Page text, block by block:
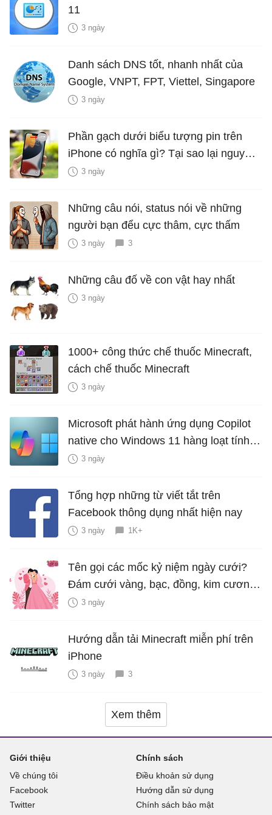
11
3 ngày
Danh sách DNS tốt, nhanh nhất của
Google, VNPT, FPT, Viettel, Singapore
3 ngày
Phần gạch dưới biểu tượng pin trên
iPhone có nghĩa gì? Tại sao lại nguy
hiểm?
3 ngày
Những câu nói, status nói về những
người bạn đểu cực thâm, cực thấm
3 ngày 3
Những câu đố về con vật hay nhất
3 ngày
1000+ công thức chế thuốc Minecraft,
cách chế thuốc Minecraft
3 ngày
Microsoft phát hành ứng dụng Copilot
native cho Windows 11 hàng loạt tính
năng mới Hữu Ích
3 ngày
Tổng hợp những từ viết tắt trên
Facebook thông dụng nhất hiện nay
3 ngày 1K+
Tên gọi các mốc kỷ niệm ngày cưới?
Đám cưới vàng, bạc, đồng, kim cương
là bao nhiêu năm?
3 ngày
Hướng dẫn tải Minecraft miễn phí trên
iPhone
3 ngày 3
Xem thêm
Giới thiệu
Về chúng tôi
Facebook
Twitter
Chính sách
Điều khoản sử dụng
Hướng dẫn sử dụng
Chính sách bảo mật